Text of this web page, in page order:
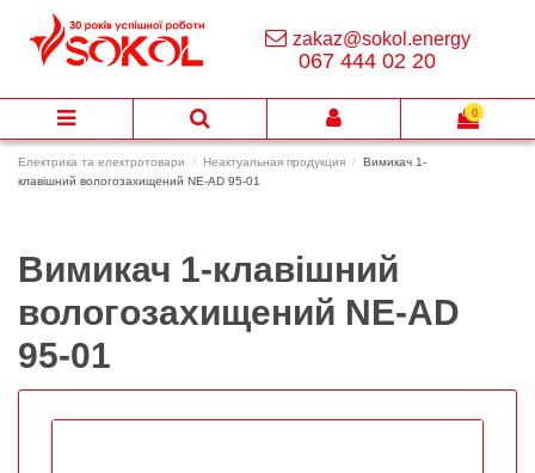
Електрика та електротовари Неактуальная продукция
Вимикач 1-
клавішний вологозахищений NE-AD 95-01
Вимикач 1-клавішний
вологозахищений NE-AD
95-01
zakaz@sokol.energy
067 444 02 20
0